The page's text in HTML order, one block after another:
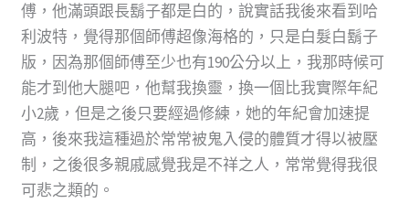
傅，他滿頭跟長鬍子都是白的，說實話我後來看到哈
利波特，覺得那個師傅超像海格的，只是白髮白鬍子
版，因為那個師傅至少也有190公分以上，我那時候可
能才到他大腿吧，他幫我換靈，換一個比我實際年紀
小2歲，但是之後只要經過修練，她的年紀會加速提
高，後來我這種過於常常被鬼入侵的體質才得以被壓
制，之後很多親戚感覺我是不祥之人，常常覺得我很
可悲之類的。